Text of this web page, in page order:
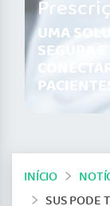
UMA
SEGURA
INÍCIO
SUS PODE TER CRITÉRIOS DE